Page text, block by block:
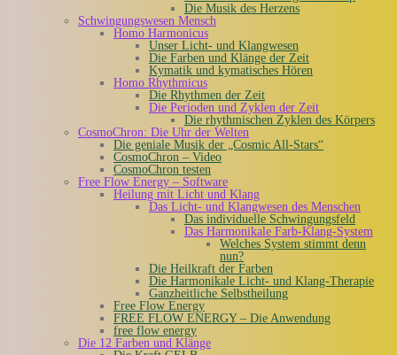
Die Musik des Herzens
Schwingungswesen Mensch
Homo Harmonicus
Unser Licht- und Klangwesen
Die Farben und Klänge der Zeit
Kymatik und kymatisches Hören
Homo Rhythmicus
Die Rhythmen der Zeit
Die Perioden und Zyklen der Zeit
Die rhythmischen Zyklen des Körpers
CosmoChron: Die Uhr der Welten
Die geniale Musik der „Cosmic All-Stars“
CosmoChron – Video
CosmoChron testen
Free Flow Energy – Software
Heilung mit Licht und Klang
Das Licht- und Klangwesen des Menschen
Das individuelle Schwingungsfeld
Das Harmonikale Farb-Klang-System
Welches System stimmt denn
nun?
Die Heilkraft der Farben
Die Harmonikale Licht- und Klang-Therapie
Ganzheitliche Selbstheilung
Free Flow Energy
FREE FLOW ENERGY – Die Anwendung
free flow energy
Die 12 Farben und Klänge